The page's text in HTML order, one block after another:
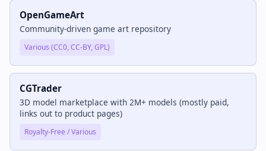
OpenGameArt
Community-driven game art repository
Various (CC0, CC-BY, GPL)
CGTrader
3D model marketplace with 2M+ models (mostly paid,
links out to product pages)
Royalty-Free / Various